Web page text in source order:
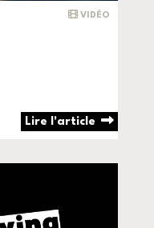
VIDÉO
Lire l'article